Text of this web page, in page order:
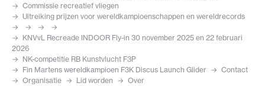
Commissie recreatief vliegen
Uitreiking prijzen voor wereldkampioenschappen en wereldrecords
KNVvL Recreade INDOOR Fly-in 30 november 2025 en 22 februari
2026
NK-competitie RB Kunstvlucht F3P
Fin Martens wereldkampioen F3K Discus Launch Glider
Contact
Organisatie
Lid worden
Over